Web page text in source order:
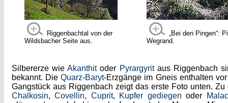
Riggenbachtal von der
Wildsbacher Seite aus.
„Bei den Pingen“:
Wegrand.
Silbererze wieAkanthitoder Pyrargyritaus Riggenbach
bekannt. DieQuarz-Baryt-Erzgänge im Gneis enthalten
Gangstück aus Riggenbach zeigt das erste Foto unten.
Chalkosin,Covellin, Cuprit, Kupfer gediegen oder